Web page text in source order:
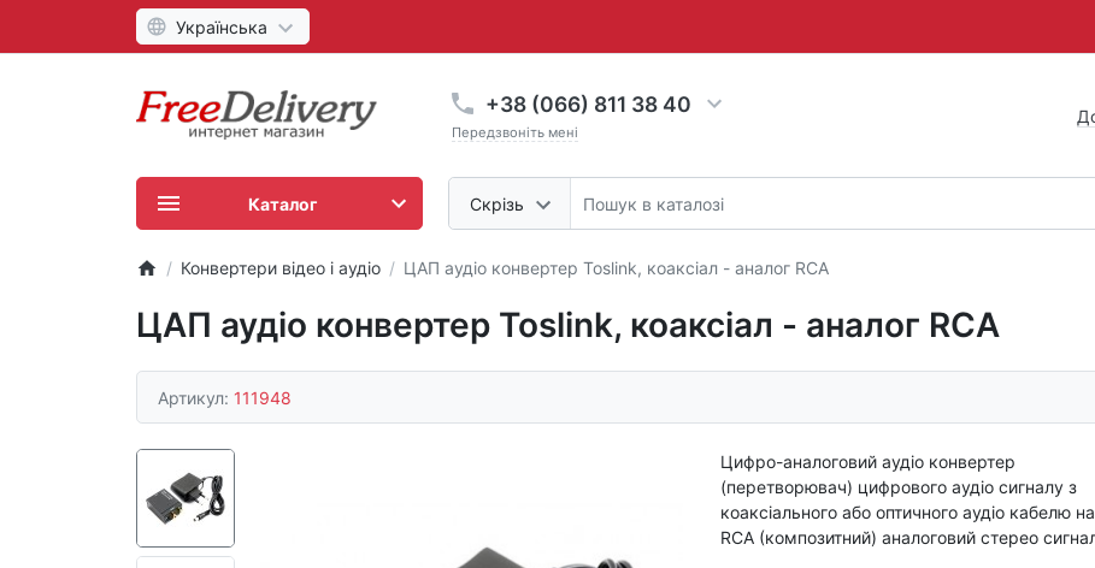
Українська
+38 (066) 811 38 40
Передзвоніть мені
Скрізь
Каталог
Конвертери відео і аудіо ЦАП аудіо конвертер Toslink, коаксіал - аналог RCA
ЦАП аудіо конвертер Toslink, коаксіал - аналог RCA
Артикул: 111948
Цифро-аналоговий аудіо конвертер
(перетворювач) цифрового аудіо сигналу з
коаксіального або оптичного аудіо кабелю на
RCA (композитний) аналоговий стерео